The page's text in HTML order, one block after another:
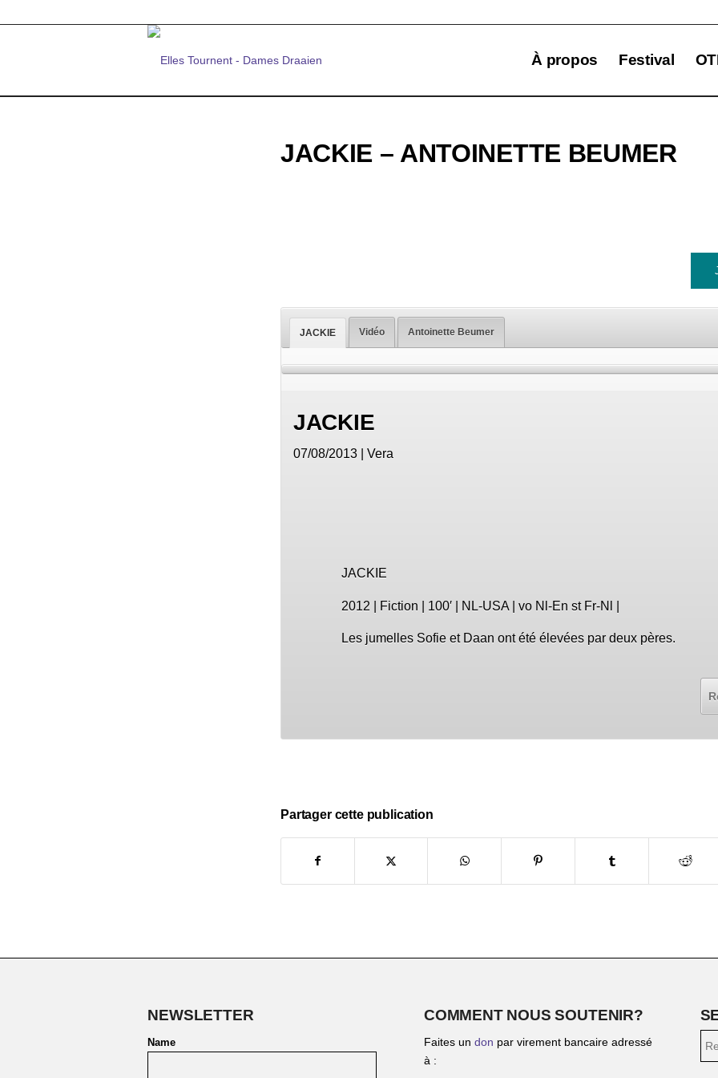
À propos Festival
JACKIE – ANTOINETTE BEUMER
JACKIE Vidéo Antoinette Beumer
JACKIE
07/08/2013 | Vera
JACKIE
2012 | Fiction | 100′ | NL-USA | vo Nl-En st Fr-Nl |
Les jumelles Sofie et Daan ont été élevées par deux pères.
Partager cette publication
NEWSLETTER
Name
COMMENT NOUS SOUTENIR?
Faites un don par virement bancaire adressé
à :